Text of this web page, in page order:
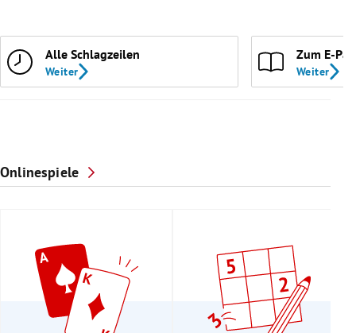
Alle Schlagzeilen
Weiter
Zum E-
Weiter
Onlinespiele